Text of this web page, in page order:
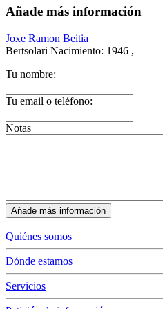
Añade más información
Joxe Ramon Beitia
Bertsolari Nacimiento: 1946 ,
Tu nombre:
Tu email o teléfono:
Notas
Quiénes somos
Dónde estamos
Servicios